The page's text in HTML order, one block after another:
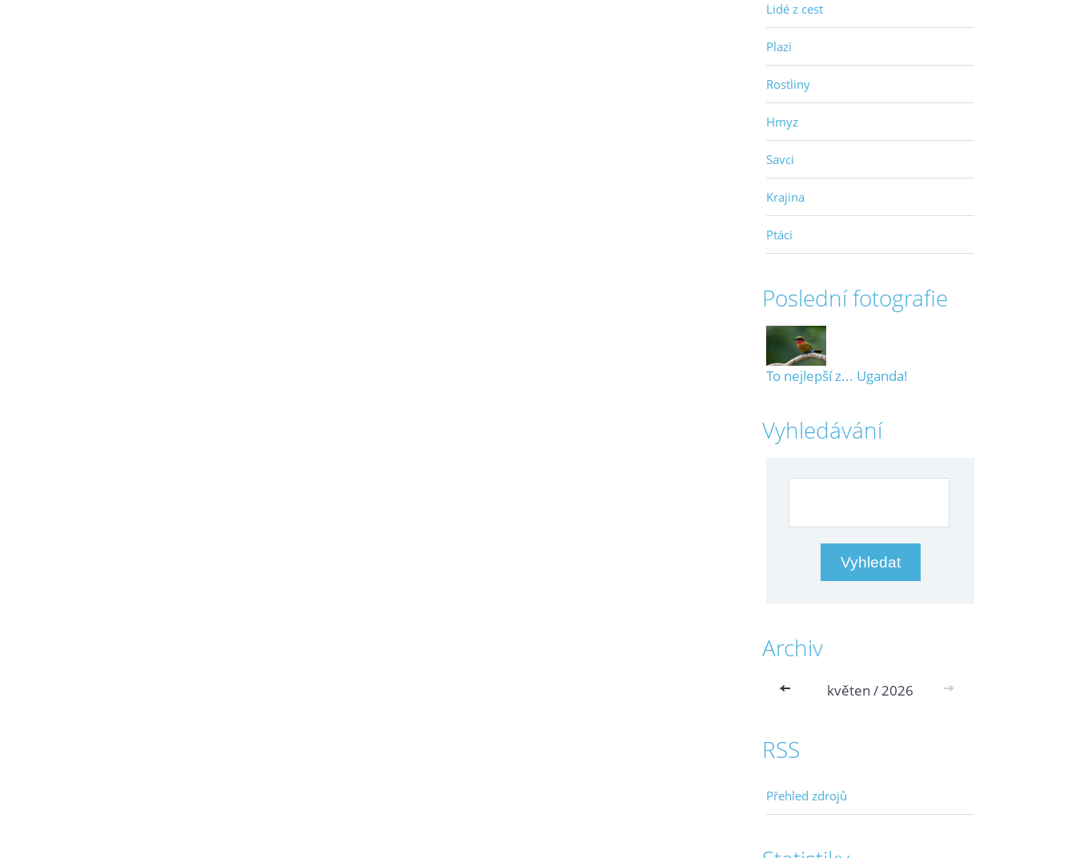
Lidé z cest
Plazi
Rostliny
Hmyz
Savci
Krajina
Ptáci
Poslední fotografie
To nejlepší z... Uganda!
Vyhledávání
Archiv
<< květen / 2026 >>
RSS
Přehled zdrojů